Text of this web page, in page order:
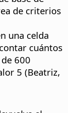
de criterios
una celda
cuántos
600
5 (Beatriz,